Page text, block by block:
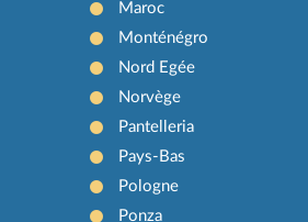
Maroc
Monténégro
Nord Egée
Norvège
Pantelleria
Pays-Bas
Pologne
Ponza